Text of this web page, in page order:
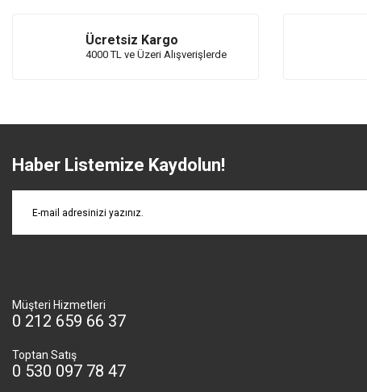
Ücretsiz Kargo
4000 TL ve Üzeri Alışverişlerde
Haber Listemize Kaydolun!
Müşteri Hizmetleri
0 212 659 66 37
Toptan Satış
0 530 097 78 47